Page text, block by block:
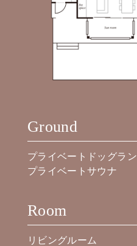
Ground
プライベートドッグラン
プライベートサウナ
Room
リビングルーム